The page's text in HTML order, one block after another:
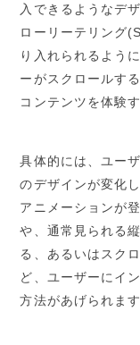
入できるようなデ
ローリーテリング
り入れられるよう
ーがスクロールす
コンテンツを体験
具体的には、ユー
のデザインが変化
アニメーションが
や、通常見られる
る、あるいはスク
ど、ユーザーにイ
方法があげられます